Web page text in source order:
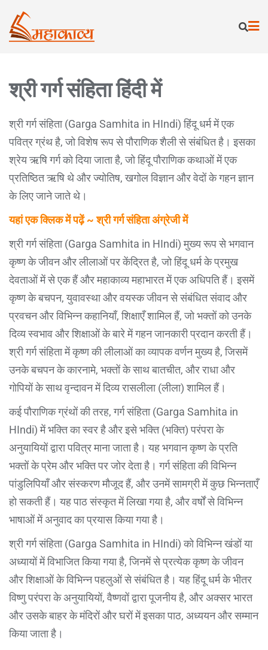
श्री गर्ग संहिता हिंदी में
श्री गर्ग संहिता (Garga Samhita in HIndi) हिंदू धर्म में एक
पवित्र ग्रंथ है, जो विशेष रूप से पौराणिक शैली से संबंधित है। इसका
श्रेय ऋषि गर्ग को दिया जाता है, जो हिंदू पौराणिक कथाओं में एक
प्रतिष्ठित ऋषि थे और ज्योतिष, खगोल विज्ञान और वेदों के गहन ज्ञान
के लिए जाने जाते थे।
यहां एक क्लिक में पढ़ें ~ श्री गर्ग संहिता अंग्रेजी में
श्री गर्ग संहिता (Garga Samhita in HIndi) मुख्य रूप से भगवान
कृष्ण के जीवन और लीलाओं पर केंद्रित है, जो हिंदू धर्म के प्रमुख
देवताओं में से एक हैं और महाकाव्य महाभारत में एक अधिपति हैं। इसमें
कृष्ण के बचपन, युवावस्था और वयस्क जीवन से संबंधित संवाद और
प्रवचन और विभिन्न कहानियाँ, शिक्षाएँ शामिल हैं, जो भक्तों को उनके
दिव्य स्वभाव और शिक्षाओं के बारे में गहन जानकारी प्रदान करती हैं।
श्री गर्ग संहिता में कृष्ण की लीलाओं का व्यापक वर्णन मुख्य है, जिसमें
उनके बचपन के कारनामे, भक्तों के साथ बातचीत, और राधा और
गोपियों के साथ वृन्दावन में दिव्य रासलीला (लीला) शामिल हैं।
कई पौराणिक ग्रंथों की तरह, गर्ग संहिता (Garga Samhita in
HIndi) में भक्ति का स्वर है और इसे भक्ति (भक्ति) परंपरा के
अनुयायियों द्वारा पवित्र माना जाता है। यह भगवान कृष्ण के प्रति
भक्तों के प्रेम और भक्ति पर जोर देता है। गर्ग संहिता की विभिन्न
पांडुलिपियाँ और संस्करण मौजूद हैं, और उनमें सामग्री में कुछ भिन्नताएँ
हो सकती हैं। यह पाठ संस्कृत में लिखा गया है, और वर्षों से विभिन्न
भाषाओं में अनुवाद का प्रयास किया गया है।
श्री गर्ग संहिता (Garga Samhita in HIndi) को विभिन्न खंडों या
अध्यायों में विभाजित किया गया है, जिनमें से प्रत्येक कृष्ण के जीवन
और शिक्षाओं के विभिन्न पहलुओं से संबंधित है। यह हिंदू धर्म के भीतर
विष्णु परंपरा के अनुयायियों, वैष्णवों द्वारा पूजनीय है, और अक्सर भारत
और उसके बाहर के मंदिरों और घरों में इसका पाठ, अध्ययन और सम्मान
किया जाता है।